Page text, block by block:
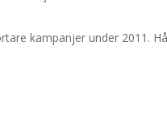
kampanjer under 2011.